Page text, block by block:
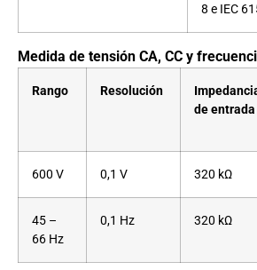
8 e IEC
Medida de tensión CA, CC y
Rango Resolución
de entrada
600 V 0,1 V 320 kΩ
45 –
66 Hz
0,1 Hz 320 kΩ